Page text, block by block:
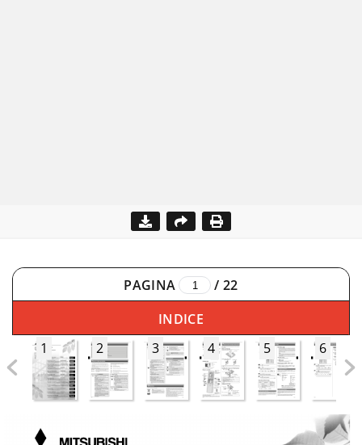
PAGINA / 22
INDICE
1
2 3 4 5 6